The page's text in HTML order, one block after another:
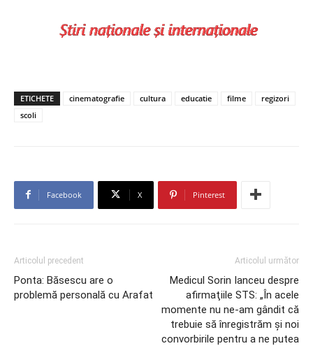
ETICHETE cinematografie cultura educatie filme
regizori
scoli
Facebook X Pinterest
Articolul precedent
Ponta: Băsescu are o
problemă personală cu Arafat
Articolul următor
Medicul Sorin Ianceu despre
afirmaţiile STS: „În acele
momente nu ne-am gândit că
trebuie să înregistrăm şi noi
convorbirile pentru a ne putea